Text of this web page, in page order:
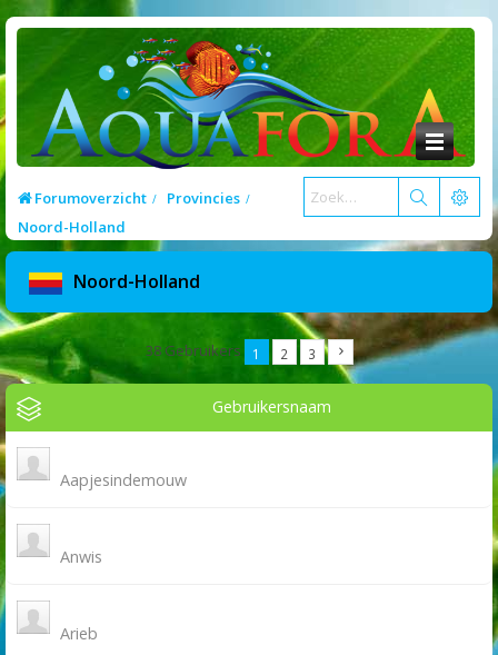
Forumoverzicht
Provincies
Noord-Holland
Noord-Holland
38 Gebruikers 1 2 3
Gebruikersnaam
Aapjesindemouw
Anwis
Arieb